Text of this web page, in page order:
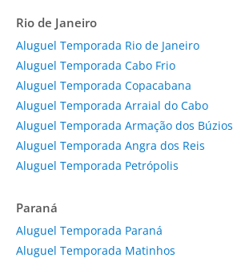
Rio de Janeiro
Aluguel Temporada Rio de Janeiro
Aluguel Temporada Cabo Frio
Aluguel Temporada Copacabana
Aluguel Temporada Arraial do Cabo
Aluguel Temporada Armação dos Búzios
Aluguel Temporada Angra dos Reis
Aluguel Temporada Petrópolis
Paraná
Aluguel Temporada Paraná
Aluguel Temporada Matinhos